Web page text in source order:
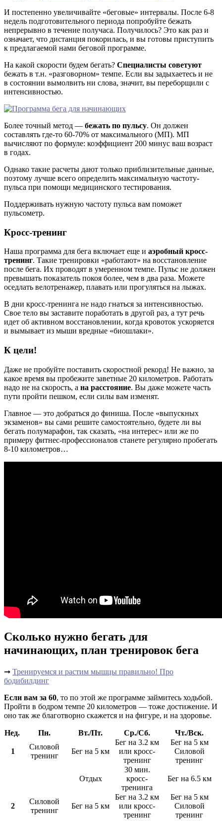
И постепенно увеличивайте «беговые» интервалы. После 6-8
недель подготовительного периода попробуйте бежать
непрерывно в течение получаса. Получилось? Это как раз и
означает, что дистанция покорилась, и вы готовы приступить
к предлагаемой нами беговой программе.
На какой скорости будем бегать? Специалисты советуют
бежать в т.н. «разговорном» темпе. Если вы задыхаетесь и не
в состоянии вымолвить ни слова, значит, вы переборщили с
интенсивностью.
Более точный метод — бежать по пульсу. Он должен
составлять где-то 60-70% от максимального (МП). МП
вычисляют по формуле: коэффициент 200 минус ваш возраст
в годах.
Однако такие расчеты дают только приблизительные данные,
поэтому лучше всего определить максимальную частоту-
пульса при помощи медицинского тестирования.
Поддерживать нужную частоту пульса вам поможет
пульсометр.
Кросс-тренинг
Наша программа для бега включает еще и аэробный кросс-
тренинг. Такие тренировки «работают» на восстановление
после бега. Их проводят в умеренном темпе. Пульс не должен
превышать показатель покоя более, чем в два раза. Можете
оседлать велотренажер, плавать или прогуляться на лыжах.
В дни кросс-тренинга не надо гнаться за интенсивностью.
Свое тело вы заставите поработать в другой раз, а тут речь
идет об активном восстановлении, когда кровоток ускоряется
и вымывает из мыши вредные «биошлаки».
К цели!
Даже не пробуйте поставить скоростной рекорд! Не важно, за
какое время вы пробежите заветные 20 километров. Работать
надо не на скорость, а на расстояние. Вы даже можете часть
пути пройти пешком, если силы вам изменят.
Главное — это добраться до финиша. После «выпускных
экзаменов» вы сами решите самостоятельно, будете ли вы
бегать полумарафон, так сказать, «на интерес» или же по
примеру фитнес-профессионалов станете регулярно пробегать
8-10 километров…
Сколько нужно бегать для
начинающих, план тренировок бега
➞ Тренируемся и растим мышцы правильно! Про
бодибилдинг
Если вам за 60, то по этой же программе займитесь ходьбой.
Пройти в бодром темпе 20 километров — тоже достижение. И
оно так же благотворно скажется и на фигуре, и на здоровье.
Нед. Пн. Вт./Пт. Ср./Сб. Чт./Вск.
1
Силовой
тренинг
Бег на 5 км
Бег на 3.2 км
или кросс-
тренинг
Бег на 5 км
Силовой
тренинг
Отдых
30 мин.
кросс-
тренинга
Бег на 6.5 км
2
Силовой
тренинг
Бег на 5 км
Бег на 3.2 км
или кросс-
тренинг
Бег на 5 км
Силовой
тренинг